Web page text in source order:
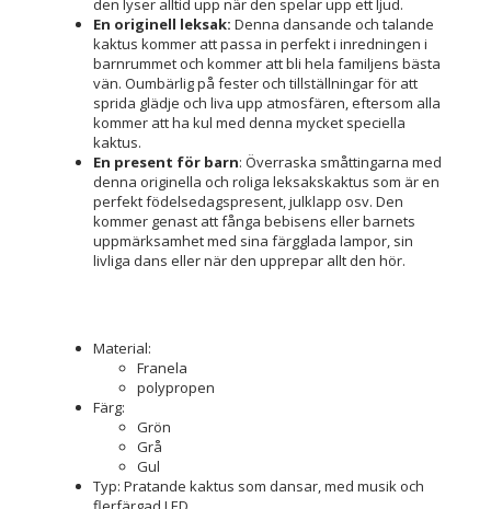
den lyser alltid upp när den spelar upp ett ljud.
En originell leksak: Denna dansande och talande
kaktus kommer att passa in perfekt i inredningen i
barnrummet och kommer att bli hela familjens bästa
vän. Oumbärlig på fester och tillställningar för att
sprida glädje och liva upp atmosfären, eftersom alla
kommer att ha kul med denna mycket speciella
kaktus.
En present för barn: Överraska småttingarna med
denna originella och roliga leksakskaktus som är en
perfekt födelsedagspresent, julklapp osv. Den
kommer genast att fånga bebisens eller barnets
uppmärksamhet med sina färgglada lampor, sin
livliga dans eller när den upprepar allt den hör.
Material:
Franela
polypropen
Färg:
Grön
Grå
Gul
Typ: Pratande kaktus som dansar, med musik och